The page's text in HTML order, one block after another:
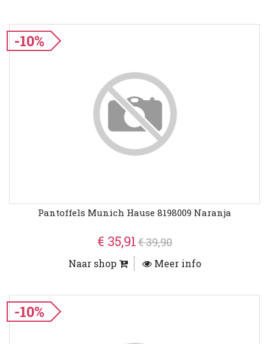
-10%
Pantoffels Munich Hause 8198009 Naranja
€ 35,91€ 39,90
Naar shop Meer info
-10%